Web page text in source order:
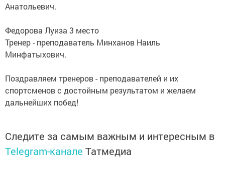
Анатольевич.
Федорова Луиза 3 место
Тренер - преподаватель Минханов Наиль
Минфатыхович.
Поздравляем тренеров - преподавателей и их
спортсменов с достойным результатом и желаем
дальнейших побед!
Следите за самым важным и интересным в
Telegram-канале Татмедиа